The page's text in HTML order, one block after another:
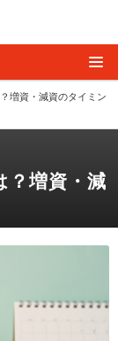
増資・減資のタイミン
？増資・減